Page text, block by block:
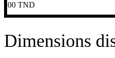
00 TND
Dimensions